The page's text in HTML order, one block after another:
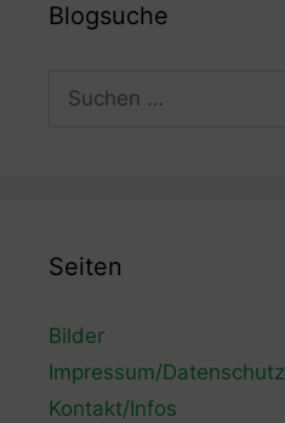
Blogsuche
Seiten
Bilder
Impressum/Datenschutz
Kontakt/Infos